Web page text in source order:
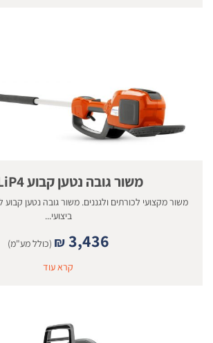
משור גובה נטען קבוע 530LiP4
משור מקצועי לכורתים ולגננים. משור גובה נטען
ביצועי...
₪ 3,436
(כולל מע"מ)
קרא עוד